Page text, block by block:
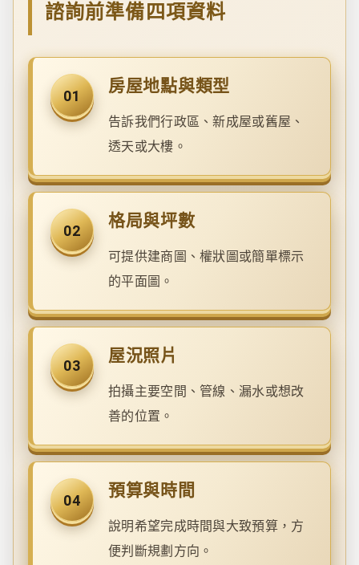
諮詢前準備四項資料
01
房屋地點與類型
告訴我們行政區、新成屋或舊屋、
透天或大樓。
02
格局與坪數
可提供建商圖、權狀圖或簡單標示
的平面圖。
03
屋況照片
拍攝主要空間、管線、漏水或想改
善的位置。
04
預算與時間
說明希望完成時間與大致預算，方
便判斷規劃方向。